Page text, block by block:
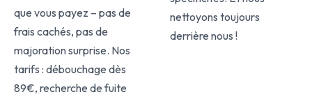
que vous payez – pas de
frais cachés, pas de
majoration surprise. Nos
tarifs : débouchage dès
89€, recherche de fuite
nettoyons toujours
derrière nous !